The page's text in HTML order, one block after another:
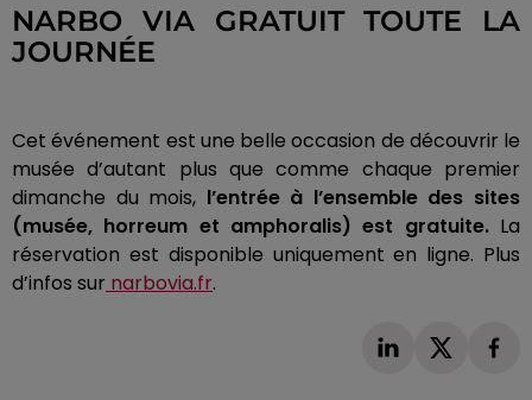
NARBO VIA GRATUIT TOUTE LA
JOURNÉE
Cet événement est une belle occasion de découvrir le
musée d’autant plus que comme chaque premier
dimanche du mois, l’entrée à l’ensemble des sites
(musée, horreum et amphoralis) est gratuite.La
réservation est disponible uniquement en ligne. Plus
d’infos sur narbovia.fr.